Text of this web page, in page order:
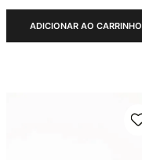
ADICIONAR AO CARRINHO